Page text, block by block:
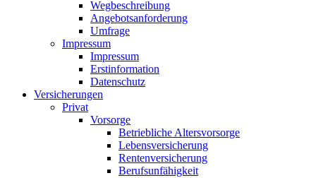
Wegbeschreibung
Angebotsanforderung
Umfrage
Impressum
Impressum
Erstinformation
Datenschutz
Versicherungen
Privat
Vorsorge
Betriebliche Altersvorsorge
Lebensversicherung
Rentenversicherung
Berufsunfähigkeit